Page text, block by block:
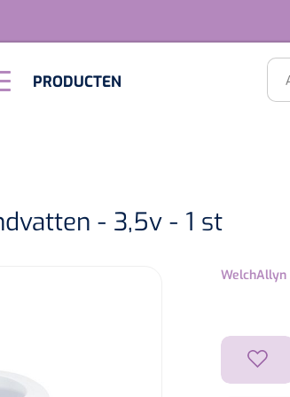
PRODUCTEN
- 3,5v - 1 st
WelchAllyn